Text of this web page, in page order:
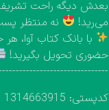
بعدش دیگه راحت
می‌رید!
نه منتظر
با بانک کتاب آوا،
حضوری تحویل بگیرید!
کدپستی: 1314663915